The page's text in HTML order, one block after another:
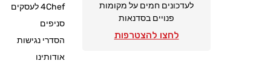
לעדכונים חמים על מקומות
פנויים בסדנאות
לחצו להצטרפות
4Chef לעסקים
סניפים
הסדרי נגישות
אודותינו